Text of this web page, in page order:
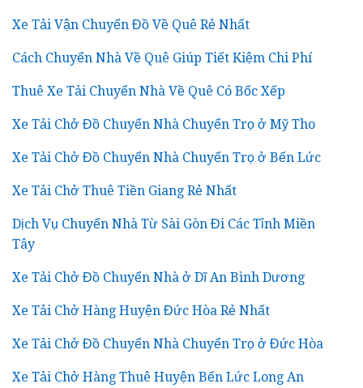
Xe Tải Vận Chuyển Đồ Về Quê Rẻ Nhất
Cách Chuyển Nhà Về Quê Giúp Tiết Kiệm Chi Phí
Thuê Xe Tải Chuyển Nhà Về Quê Có Bốc Xếp
Xe Tải Chở Đồ Chuyển Nhà Chuyển Trọ ở Mỹ Tho
Xe Tải Chở Đồ Chuyển Nhà Chuyển Trọ ở Bến Lức
Xe Tải Chở Thuê Tiền Giang Rẻ Nhất
Dịch Vụ Chuyển Nhà Từ Sài Gòn Đi Các Tỉnh Miền
Tây
Xe Tải Chở Đồ Chuyển Nhà ở Dĩ An Bình Dương
Xe Tải Chở Hàng Huyện Đức Hòa Rẻ Nhất
Xe Tải Chở Đồ Chuyển Nhà Chuyển Trọ ở Đức Hòa
Xe Tải Chở Hàng Thuê Huyện Bến Lức Long An